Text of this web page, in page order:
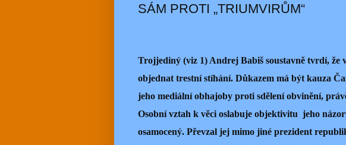
SÁM PROTI „TRIUMVIRŮM“
Trojjediný (viz 1) Andrej Babiš soustavně tvrdí, že
objednat trestní stíhání. Důkazem má být kauza
jeho mediální obhajoby proti sdělení obvinění,
Osobní vztah k věci oslabuje objektivitu jeho
osamocený. Převzal jej mimo jiné prezident